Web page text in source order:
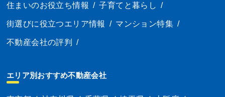
住まいのお役立ち情報 / 子育てと暮らし /
街選びに役立つエリア情報 / マンション特集 /
不動産会社の評判 /
エリア別おすすめ不動産会社